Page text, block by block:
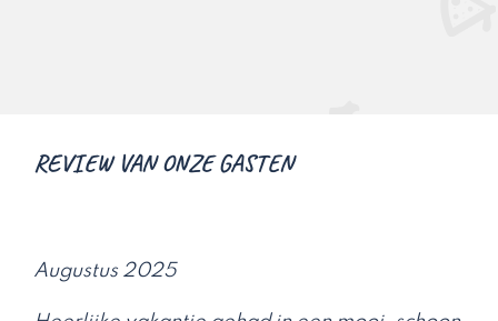
REVIEW VAN ONZE GASTEN
Augustus 2025